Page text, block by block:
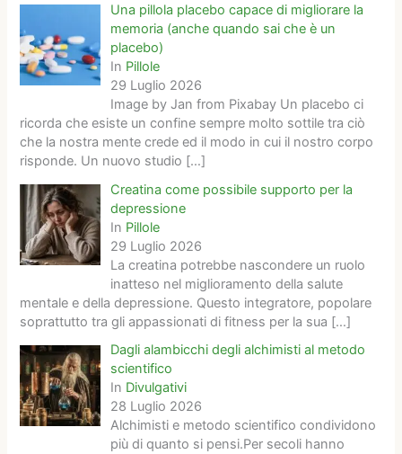
Una pillola placebo capace di migliorare la
memoria (anche quando sai che è un
placebo)
In Pillole
29 Luglio 2026
Image by Jan from Pixabay Un placebo ci
ricorda che esiste un confine sempre molto sottile tra ciò
che la nostra mente crede ed il modo in cui il nostro corpo
risponde. Un nuovo studio […]
Creatina come possibile supporto per la
depressione
In Pillole
29 Luglio 2026
La creatina potrebbe nascondere un ruolo
inatteso nel miglioramento della salute
mentale e della depressione. Questo integratore, popolare
soprattutto tra gli appassionati di fitness per la sua […]
Dagli alambicchi degli alchimisti al metodo
scientifico
In Divulgativi
28 Luglio 2026
Alchimisti e metodo scientifico condividono
più di quanto si pensi.Per secoli hanno